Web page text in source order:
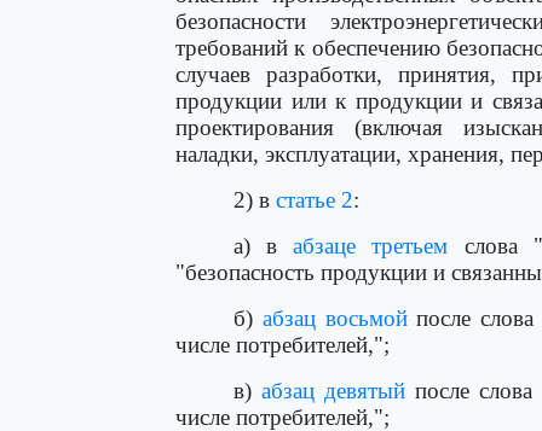
безопасности
требований к обеспечению
случаев разработки, принятия,
продукции или к продукции и
проектирования (включая
наладки, эксплуатации, хранения,
2) в статье 2:
а) вабзаце третьем слова
"безопасность продукции и
б) абзац восьмойпосле слова
числе потребителей,";
в) абзац девятый после
числе потребителей,";